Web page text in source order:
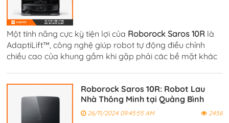
Một tính năng cực kỳ tiện lợi của Roborock Saros 10R là
AdaptiLift™, công nghệ giúp robot tự động điều chỉnh
chiều cao của khung gầm khi gặp phải các bề mặt khác
Roborock Saros 10R: Robot Lau
Nhà Thông Minh tại Quảng Bình
26/11/2024 09:45:55 AM 2456